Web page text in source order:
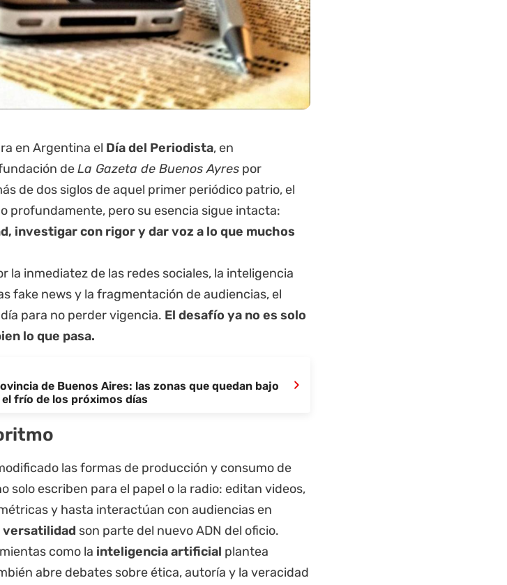
en Argentina el Día del Periodista, en
deLa Gazeta de Buenos Ayres por
de dos siglos de aquel primer periódico patrio, el
profundamente, pero su esencia sigue intacta:
investigar con rigor y dar voz a lo que muchos
la inmediatez de las redes sociales, la inteligencia
fake news y la fragmentación de audiencias, el
para no perder vigencia. El desafío ya no es solo
lo que pasa.
de Buenos Aires: las zonas que quedan bajo
frío de los próximos días
›
las formas de producción y consumo de
solo escriben para el papel o la radio: editan videos,
y hasta interactúan con audiencias en
versatilidad son parte del nuevo ADN del oficio.
como la inteligencia artificial plantea
abre debates sobre ética, autoría y la veracidad